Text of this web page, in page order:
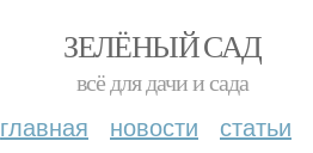
ЗЕЛЁНЫЙ САД
всё для дачи и сада
главная новости статьи